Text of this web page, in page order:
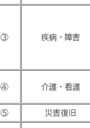
③ 疾病・障害
④ 介護・看護
⑤ 災害復旧